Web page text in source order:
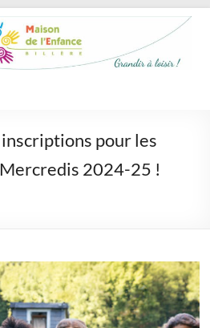
pour les
Mercredis 2024-25 !